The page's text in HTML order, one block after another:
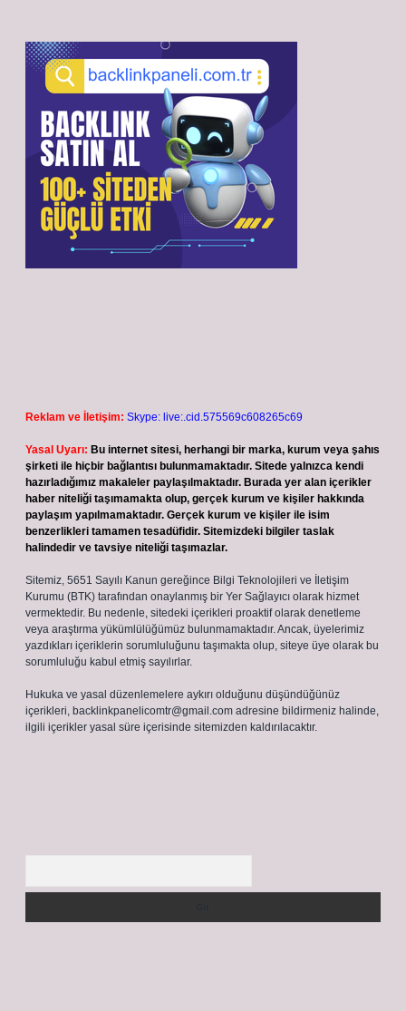
Reklam ve İletişim: Skype: live:.cid.575569c608265c69
Yasal Uyarı: Bu internet sitesi, herhangi bir marka, kurum veya şahıs
şirketi ile hiçbir bağlantısı bulunmamaktadır. Sitede yalnızca kendi
hazırladığımız makaleler paylaşılmaktadır. Burada yer alan içerikler
haber niteliği taşımamakta olup, gerçek kurum ve kişiler hakkında
paylaşım yapılmamaktadır. Gerçek kurum ve kişiler ile isim
benzerlikleri tamamen tesadüfidir. Sitemizdeki bilgiler taslak
halindedir ve tavsiye niteliği taşımazlar.
Sitemiz, 5651 Sayılı Kanun gereğince Bilgi Teknolojileri ve İletişim
Kurumu (BTK) tarafından onaylanmış bir Yer Sağlayıcı olarak hizmet
vermektedir. Bu nedenle, sitedeki içerikleri proaktif olarak denetleme
veya araştırma yükümlülüğümüz bulunmamaktadır. Ancak, üyelerimiz
yazdıkları içeriklerin sorumluluğunu taşımakta olup, siteye üye olarak bu
sorumluluğu kabul etmiş sayılırlar.
Hukuka ve yasal düzenlemelere aykırı olduğunu düşündüğünüz
içerikleri, backlinkpanelicomtr@gmail.com adresine bildirmeniz halinde,
ilgili içerikler yasal süre içerisinde sitemizden kaldırılacaktır.